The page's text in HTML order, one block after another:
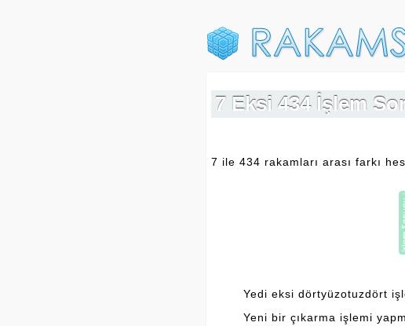
7 Eksi 434 İşlem
7 ile 434 rakamları arası farkı
Yedi eksi dörtyüzotuzdört
Yeni bir çıkarma işlemi